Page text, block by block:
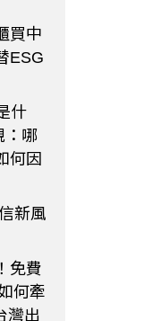
買中
ESG
什
：哪
何因
新風
免費
何牽
灣出